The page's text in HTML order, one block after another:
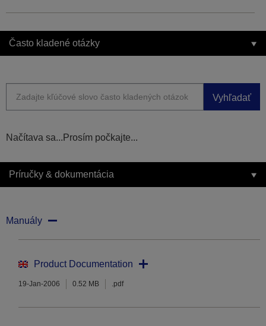
Často kladené otázky
Vyhľadať
Načítava sa...Prosím počkajte...
Príručky & dokumentácia
Manuály
Product Documentation
19-Jan-2006 0.52 MB .pdf